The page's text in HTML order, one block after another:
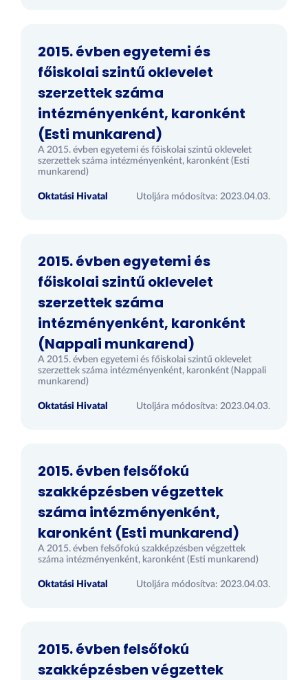
2015. évben egyetemi és
főiskolai szintű oklevelet
szerzettek száma
intézményenként, karonként
(Esti munkarend)
A 2015. évben egyetemi és főiskolai szintű oklevelet
szerzettek száma intézményenként, karonként (Esti
munkarend)
Oktatási Hivatal Utoljára módosítva: 2023.04.03.
2015. évben egyetemi és
főiskolai szintű oklevelet
szerzettek száma
intézményenként, karonként
(Nappali munkarend)
A 2015. évben egyetemi és főiskolai szintű oklevelet
szerzettek száma intézményenként, karonként (Nappali
munkarend)
Oktatási Hivatal Utoljára módosítva: 2023.04.03.
2015. évben felsőfokú
szakképzésben végzettek
száma intézményenként,
karonként (Esti munkarend)
A 2015. évben felsőfokú szakképzésben végzettek
száma intézményenként, karonként (Esti munkarend)
Oktatási Hivatal Utoljára módosítva: 2023.04.03.
2015. évben felsőfokú
szakképzésben végzettek